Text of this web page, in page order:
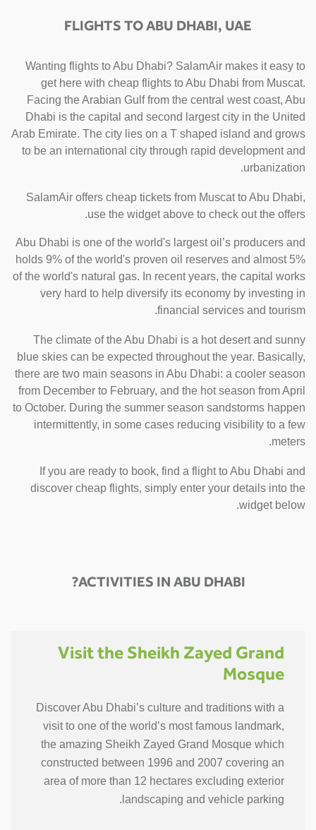
FLIGHTS TO ABU DHABI, UAE
Wanting flights to Abu Dhabi? SalamAir makes it easy to
get here with cheap flights to Abu Dhabi from Muscat.
Facing the Arabian Gulf from the central west coast, Abu
Dhabi is the capital and second largest city in the United
Arab Emirate. The city lies on a T shaped island and grows
to be an international city through rapid development and
urbanization.
SalamAir offers cheap tickets from Muscat to Abu Dhabi,
use the widget above to check out the offers.
Abu Dhabi is one of the world's largest oil’s producers and
holds 9% of the world's proven oil reserves and almost 5%
of the world's natural gas. In recent years, the capital works
very hard to help diversify its economy by investing in
financial services and tourism.
The climate of the Abu Dhabi is a hot desert and sunny
blue skies can be expected throughout the year. Basically,
there are two main seasons in Abu Dhabi: a cooler season
from December to February, and the hot season from April
to October. During the summer season sandstorms happen
intermittently, in some cases reducing visibility to a few
meters.
If you are ready to book, find a flight to Abu Dhabi and
discover cheap flights, simply enter your details into the
widget below.
ACTIVITIES IN ABU DHABI?
Visit the Sheikh Zayed Grand
Mosque
Discover Abu Dhabi’s culture and traditions with a
visit to one of the world’s most famous landmark,
the amazing Sheikh Zayed Grand Mosque which
constructed between 1996 and 2007 covering an
area of more than 12 hectares excluding exterior
landscaping and vehicle parking.